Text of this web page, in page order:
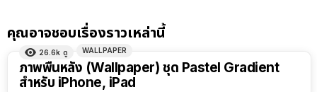
คุณอาจชอบเรื่องราวเหล่านี้
26.6k ดู WALLPAPER
ภาพพื้นหลัง (Wallpaper) ชุด Pastel Gradient
สำหรับ iPhone, iPad